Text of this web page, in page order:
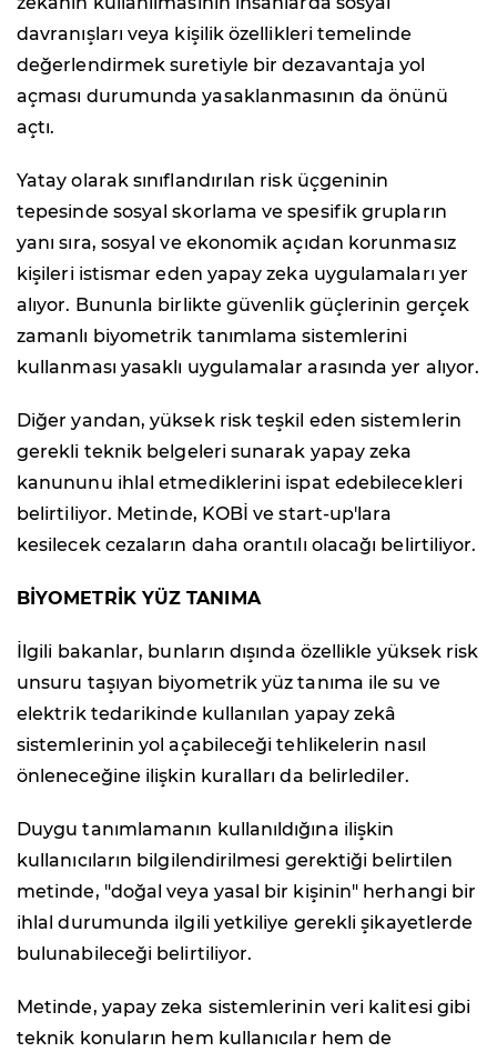
davranışları veya kişilik özellikleri temelinde
değerlendirmek suretiyle bir dezavantaja yol
açması durumunda yasaklanmasının da önünü
açtı.
Yatay olarak sınıflandırılan risk üçgeninin
tepesinde sosyal skorlama ve spesifik grupların
yanı sıra, sosyal ve ekonomik açıdan korunmasız
kişileri istismar eden yapay zeka uygulamaları yer
alıyor. Bununla birlikte güvenlik güçlerinin gerçek
zamanlı biyometrik tanımlama sistemlerini
kullanması yasaklı uygulamalar arasında yer alıyor.
Diğer yandan, yüksek risk teşkil eden sistemlerin
gerekli teknik belgeleri sunarak yapay zeka
kanununu ihlal etmediklerini ispat edebilecekleri
belirtiliyor. Metinde, KOBİ ve start-up'lara
kesilecek cezaların daha orantılı olacağı belirtiliyor.
BİYOMETRİK YÜZ TANIMA
İlgili bakanlar, bunların dışında özellikle yüksek risk
unsuru taşıyan biyometrik yüz tanıma ile su ve
elektrik tedarikinde kullanılan yapay zekâ
sistemlerinin yol açabileceği tehlikelerin nasıl
önleneceğine ilişkin kuralları da belirlediler.
Duygu tanımlamanın kullanıldığına ilişkin
kullanıcıların bilgilendirilmesi gerektiği belirtilen
metinde, "doğal veya yasal bir kişinin" herhangi bir
ihlal durumunda ilgili yetkiliye gerekli şikayetlerde
bulunabileceği belirtiliyor.
Metinde, yapay zeka sistemlerinin veri kalitesi gibi
teknik konuların hem kullanıcılar hem de